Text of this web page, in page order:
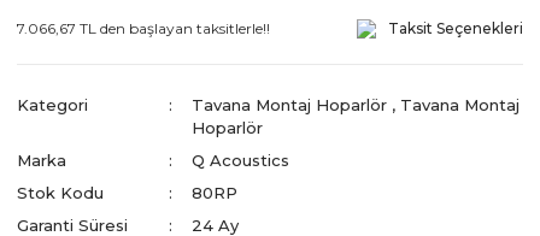
7.066,67 TL den başlayan taksitlerle!! Taksit Seçenekleri
Kategori Tavana Montaj Hoparlör , Tavana Montaj
Hoparlör
Marka
Q Acoustics
Stok Kodu
80RP
Garanti Süresi
24 Ay